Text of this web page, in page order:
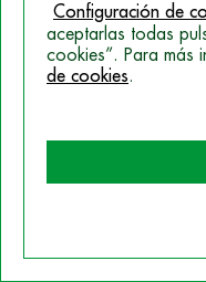
Curso de
Configuración de
aceptarlas todas
cookies”. Para más
de cookies.